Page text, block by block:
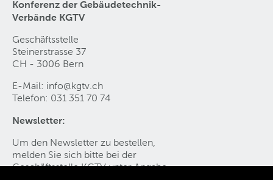
Konferenz der Gebäudetechnik-
Verbände KGTV
Geschäftsstelle
Steinerstrasse 37
CH - 3006 Bern
E-Mail: info@kgtv ch
Telefon: 031 351 70 74
Newsletter:
Um den Newsletter zu bestellen,
melden Sie sich bitte bei der
Geschäftsstelle KGTVunter Angabe